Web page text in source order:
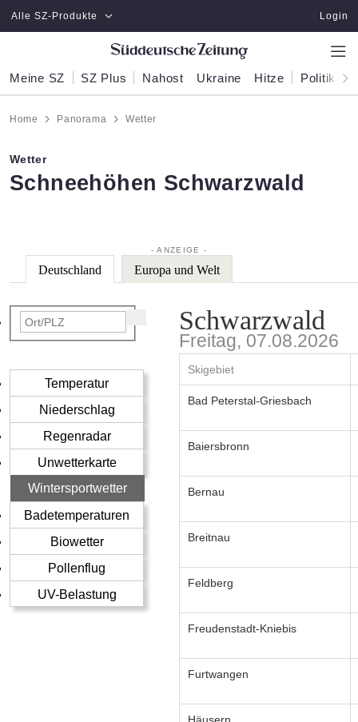
Zum Hauptinhalt springen
Alle SZ-Produkte Login
Meine SZ SZ Plus Nahost Ukraine Hitze Politik
Home Panorama Wetter
Wetter
:
Schneehöhen Schwarzwald
Deutschland Europa und Welt
Temperatur
Niederschlag
Regenradar
Unwetterkarte
Wintersportwetter
Badetemperaturen
Biowetter
Pollenflug
UV-Belastung
Schwarzwald
Freitag, 07.08.2026
Skigebiet
Bad Peterstal-Griesbach
Baiersbronn
Bernau
Breitnau
Feldberg
Freudenstadt-Kniebis
Furtwangen